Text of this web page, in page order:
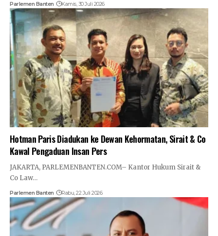
Parlemen Banten Kamis, 30 Juli 2026
Hotman Paris Diadukan ke Dewan Kehormatan, Sirait & Co
Kawal Pengaduan Insan Pers
JAKARTA, PARLEMENBANTEN.COM– Kantor Hukum Sirait &
Co Law…
Parlemen Banten Rabu, 22 Juli 2026